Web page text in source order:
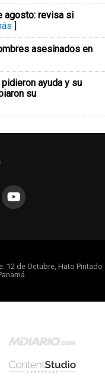
agosto: revisa si
]
asesinados en
ayuda y su
su
12 de Octubre, Hato Pintado